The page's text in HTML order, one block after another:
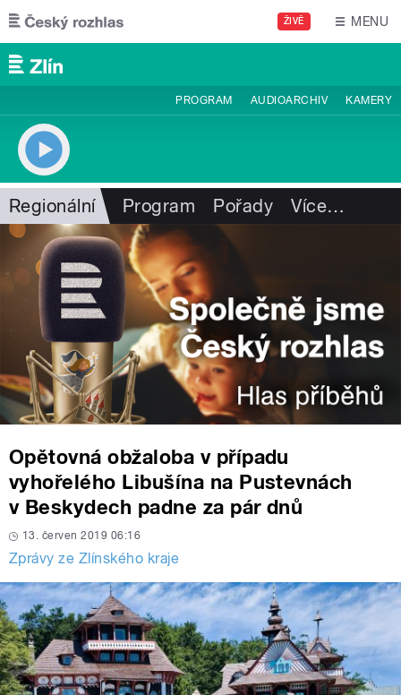
Přejít k hlavnímu obsahu
ŽIVĚ MENU
PROGRAM AUDIOARCHIV KAMERY
Regionální Program Pořady Více…
Opětovná obžaloba v případu
vyhořelého Libušína na Pustevnách
v Beskydech padne za pár dnů
13. červen 2019 06:16
Zprávy ze Zlínského kraje